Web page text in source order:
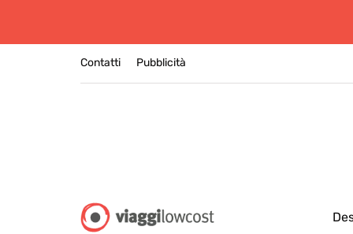
Contatti Pubblicità